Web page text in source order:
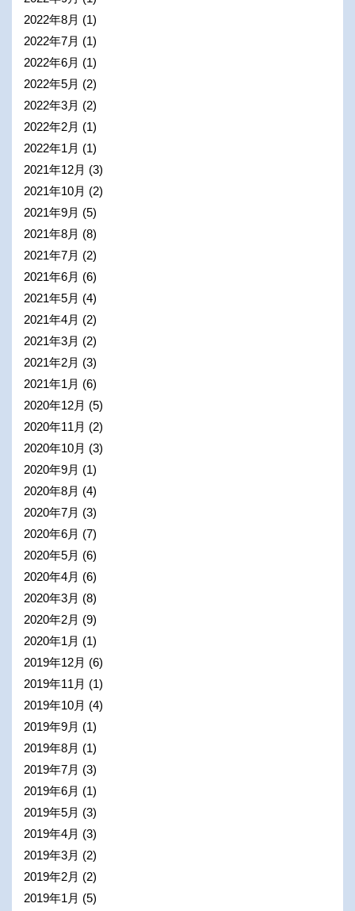
2022年8月 (1)
2022年7月 (1)
2022年6月 (1)
2022年5月 (2)
2022年3月 (2)
2022年2月 (1)
2022年1月 (1)
2021年12月 (3)
2021年10月 (2)
2021年9月 (5)
2021年8月 (8)
2021年7月 (2)
2021年6月 (6)
2021年5月 (4)
2021年4月 (2)
2021年3月 (2)
2021年2月 (3)
2021年1月 (6)
2020年12月 (5)
2020年11月 (2)
2020年10月 (3)
2020年9月 (1)
2020年8月 (4)
2020年7月 (3)
2020年6月 (7)
2020年5月 (6)
2020年4月 (6)
2020年3月 (8)
2020年2月 (9)
2020年1月 (1)
2019年12月 (6)
2019年11月 (1)
2019年10月 (4)
2019年9月 (1)
2019年8月 (1)
2019年7月 (3)
2019年6月 (1)
2019年5月 (3)
2019年4月 (3)
2019年3月 (2)
2019年2月 (2)
2019年1月 (5)